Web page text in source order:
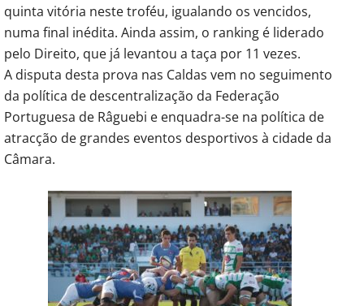
quinta vitória neste troféu, igualando os vencidos,
numa final inédita. Ainda assim, o ranking é liderado
pelo Direito, que já levantou a taça por 11 vezes.
A disputa desta prova nas Caldas vem no seguimento
da política de descentralização da Federação
Portuguesa de Râguebi e enquadra-se na política de
atracção de grandes eventos desportivos à cidade da
Câmara.